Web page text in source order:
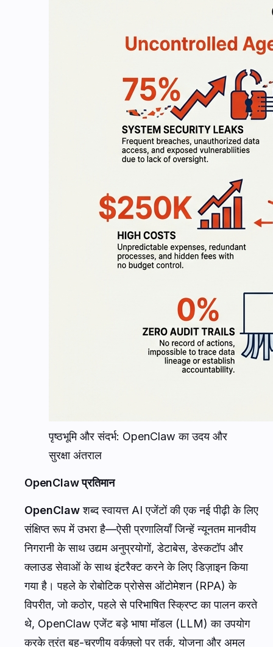
पृष्ठभूमि और संदर्भ: OpenClaw का उदय और
सुरक्षा अंतराल
OpenClaw प्रतिमान
OpenClawशब्द स्वायत्त AI एजेंटों की एक नई पीढ़ी के लिए
संक्षिप्त रूप में उभरा है—ऐसी प्रणालियाँ जिन्हें न्यूनतम मानवीय
निगरानी के साथ उद्यम अनुप्रयोगों, डेटाबेस, डेस्कटॉप और
क्लाउड सेवाओं के साथ इंटरैक्ट करने के लिए डिज़ाइन किया
गया है। पहले के रोबोटिक प्रोसेस ऑटोमेशन (RPA) के
विपरीत, जो कठोर, पहले से परिभाषित स्क्रिप्ट का पालन करते
थे, OpenClaw एजेंट बड़े भाषा मॉडल (LLM) का उपयोग
करके तुरंत बहु-चरणीय वर्कफ़्लो पर तर्क, योजना और अमल